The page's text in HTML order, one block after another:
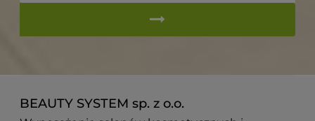
BEAUTY SYSTEM sp. z o.o.